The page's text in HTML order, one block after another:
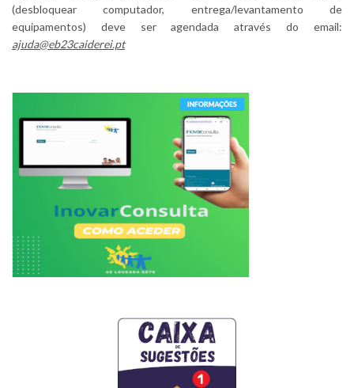
(desbloquear computador, entrega/levantamento de
equipamentos) deve ser agendada através do email:
ajuda@eb23caiderei.pt